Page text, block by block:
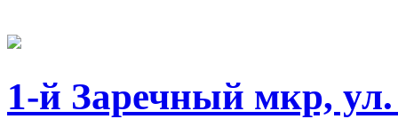
1-й Заречный мкр,